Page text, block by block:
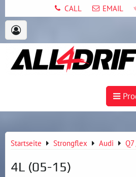
CALL EMAIL
Startseite Strongflex Audi
4L (05-15)